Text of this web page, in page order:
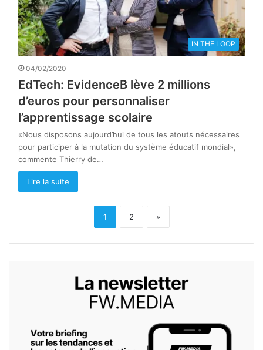
IN THE LOOP
04/02/2020
EdTech: EvidenceB lève 2 millions
d’euros pour personnaliser
l’apprentissage scolaire
«Nous disposons aujourd’hui de tous les atouts nécessaires
pour participer à la mutation du système éducatif mondial»,
commente Thierry de…
Lire la suite
1 2 »